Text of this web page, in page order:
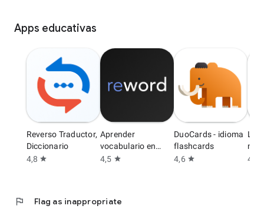
Apps educativas
Reverso Traductor,
Diccionario
4,8 star
Aprender
vocabulario en
Inglés
4,5 star
DuoCards - idioma
flashcards
4,6 star
min
4,6
flag Flag as inappropriate